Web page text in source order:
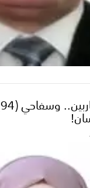
لقوات دفاع شبوة
بمديرية
جاهزيته
مستشفى واسط